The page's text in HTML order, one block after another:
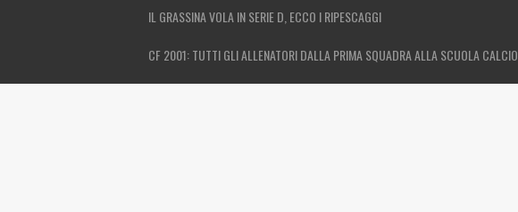
IL GRASSINA VOLA IN SERIE D, ECCO I RIPESCAGGI
CF 2001: TUTTI GLI ALLENATORI DALLA PRIMA SQUADRA ALLA SCUOLA CALCIO